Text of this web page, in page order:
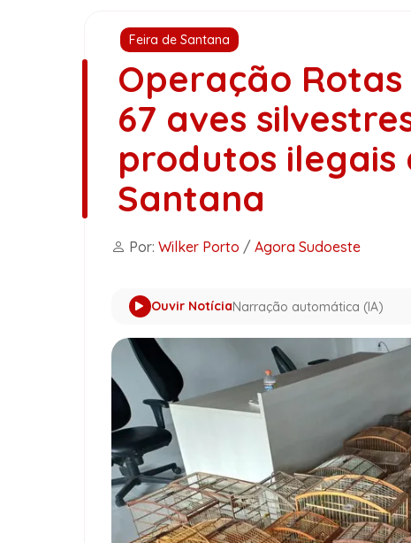
Feira de Santana
Operação
67 aves
produtos ilegais
Santana
Por: Wilker Porto / Agora Sudoeste
Ouvir NotíciaNarração automática (IA)